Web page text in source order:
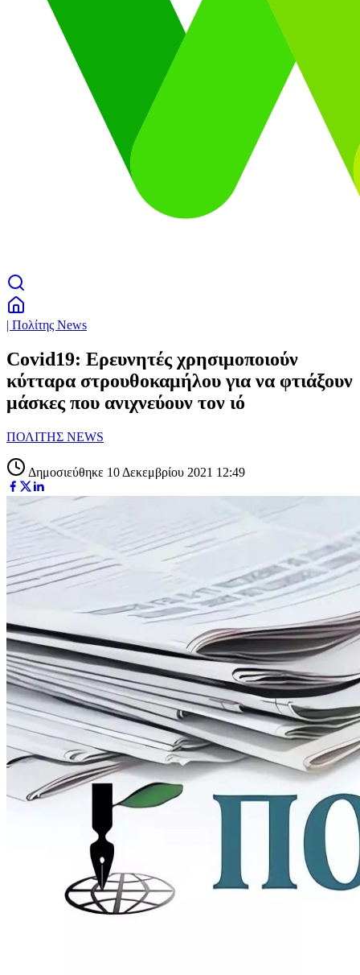
| Πολίτης News
Covid19: Ερευνητές χρησιμοποιούν
κύτταρα στρουθοκαμήλου για να φτιάξουν
μάσκες που ανιχνεύουν τον ιό
ΠΟΛΙΤΗΣ NEWS
Δημοσιεύθηκε 10 Δεκεμβρίου 2021 12:49